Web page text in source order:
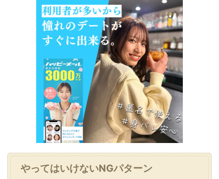
やってはいけないNGパターン